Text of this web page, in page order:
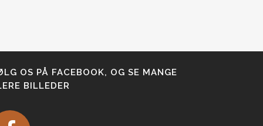
OS PÅ FACEBOOK, OG SE MANGE
BILLEDER